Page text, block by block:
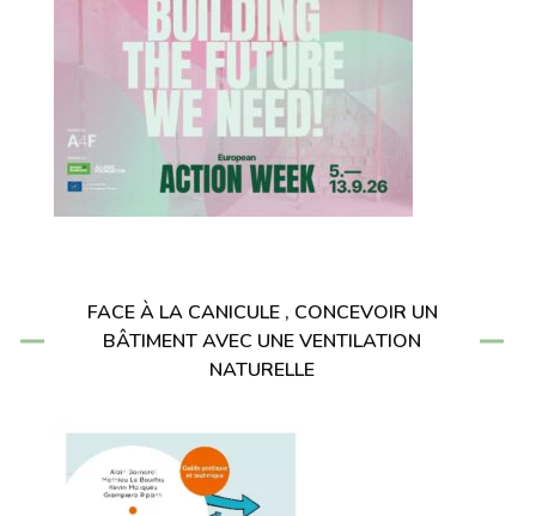
FACE À LA CANICULE , CONCEVOIR UN
BÂTIMENT AVEC UNE VENTILATION
NATURELLE